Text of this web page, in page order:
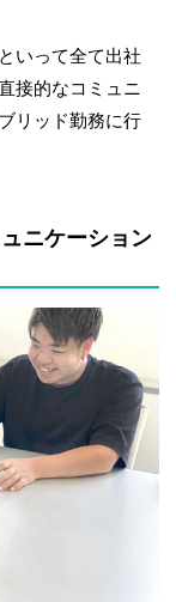
いって全て出社
接的なコミュニ
リッド勤務に行
ニケーション